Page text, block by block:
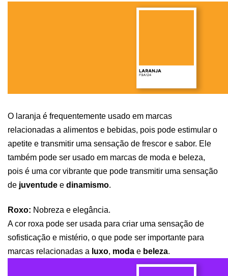
O laranja é frequentemente usado em marcas
relacionadas a alimentos e bebidas, pois pode estimular o
apetite e transmitir uma sensação de frescor e sabor. Ele
também pode ser usado em marcas de moda e beleza,
pois é uma cor vibrante que pode transmitir uma sensação
de juventude e dinamismo.
Roxo: Nobreza e elegância.
A cor roxa pode ser usada para criar uma sensação de
sofisticação e mistério, o que pode ser importante para
marcas relacionadas a luxo, moda e beleza.